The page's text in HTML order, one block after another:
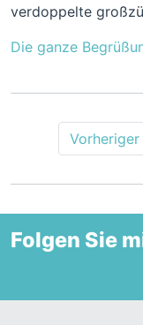
verdoppelte
Die ganze
Folgen Sie